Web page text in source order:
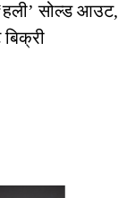
सोल्ड आउट,